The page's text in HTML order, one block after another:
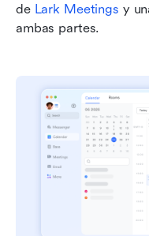
de Lark Meetings y
ambas partes.